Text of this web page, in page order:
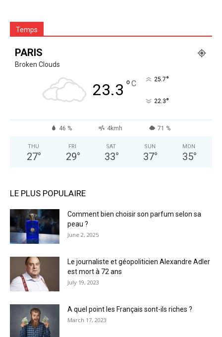
Temps
PARIS
Broken Clouds
23.3 °C 25.7°
22.3°
46 % 4kmh 71 %
THU
27°
FRI
29°
SAT
33°
SUN
37°
MON
35°
LE PLUS POPULAIRE
Comment bien choisir son parfum selon sa
peau ?
June 2, 2025
Le journaliste et géopoliticien Alexandre Adler
est mort à 72 ans
July 19, 2023
A quel point les Français sont-ils riches ?
March 17, 2023